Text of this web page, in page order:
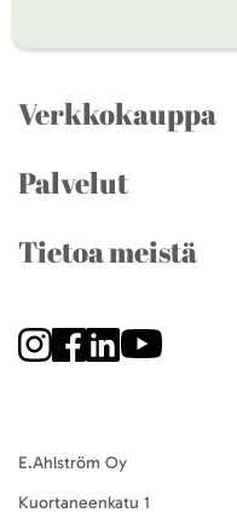
Verkkokauppa
Palvelut
Tietoa meistä
E.Ahlström Oy
Kuortaneenkatu 1